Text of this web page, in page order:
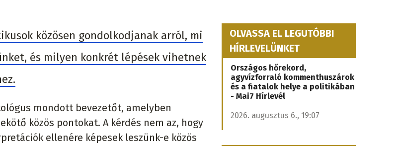
közösen gondolkodjanak arról, mi
és milyen konkrét lépések vihetnek
mondott bevezetőt, amelyben
közös pontokat. A kérdés nem az, hogy
ellenére képesek leszünk-e közös
OLVASSA EL LEGUTÓBBI
HÍRLEVELÜNKET
Országos hőrekord,
agyvízforraló kommenthuszárok
és a fiatalok helye a politikában
- Mai7 Hírlevél
2026. augusztus 6., 19:07